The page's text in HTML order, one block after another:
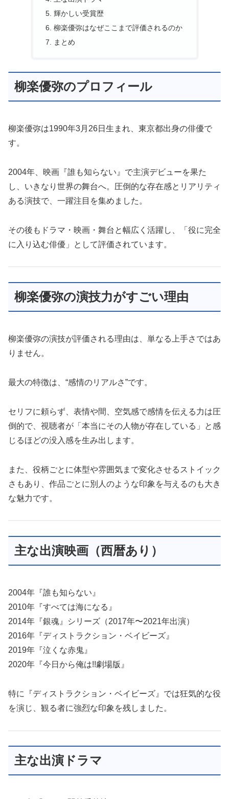
輝かしい受賞歴
柳楽優弥はなぜここまで評価されるのか
まとめ
柳楽優弥のプロフィール
柳楽優弥は1990年3月26日生まれ、東京都出身の俳優で
す。
2004年、映画『誰も知らない』で主演デビューを果た
し、いきなり世界の舞台へ。圧倒的な存在感とリアリティ
ある演技で、一躍注目を集めました。
その後もドラマ・映画・舞台と幅広く活躍し、「役に完全
に入り込む俳優」として評価されています。
柳楽優弥の演技力がすごい理由
柳楽優弥の演技が評価される理由は、単なる上手さではあ
りません。
最大の特徴は、“感情のリアルさ”です。
セリフに頼らず、表情や間、空気感で感情を伝える力は圧
倒的で、視聴者が「本当にその人物が存在している」と感
じるほどの没入感を生み出します。
また、役柄ごとに体型や雰囲気まで変化させるストイック
さもあり、作品ごとに別人のような印象を与えるのも大き
な魅力です。
主な出演映画（西暦あり）
2004年『誰も知らない』
2010年『すべては海になる』
2014年『銀魂』シリーズ（2017年〜2021年出演）
2016年『ディストラクション・ベイビーズ』
2019年『泣くな赤鬼』
2020年『今日から俺は!!劇場版』
特に『ディストラクション・ベイビーズ』では狂気的な役
を演じ、観る者に強烈な印象を残しました。
主な出演ドラマ